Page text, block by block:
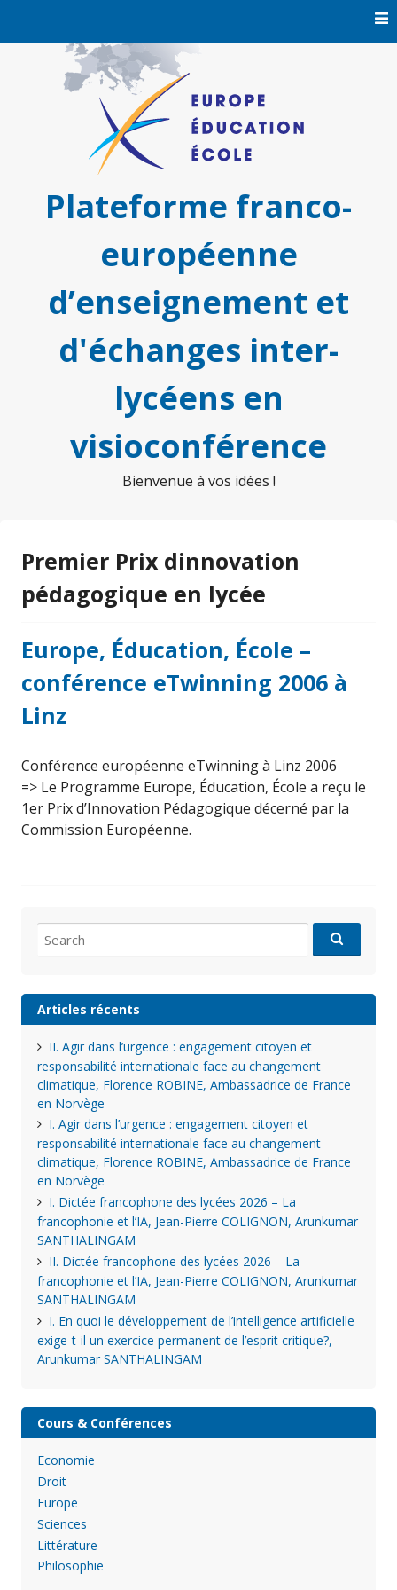
Plateforme franco-
européenne
d’enseignement et
d'échanges inter-
lycéens en
visioconférence
Bienvenue à vos idées !
Premier Prix dinnovation
pédagogique en lycée
Europe, Éducation, École –
conférence eTwinning 2006 à
Linz
Conférence européenne eTwinning à Linz 2006
=> Le Programme Europe, Éducation, École a reçu le
1er Prix d’Innovation Pédagogique décerné par la
Commission Européenne.
for:
Articles récents
II. Agir dans l’urgence : engagement citoyen et
responsabilité internationale face au changement
climatique, Florence ROBINE, Ambassadrice de France
en Norvège
I. Agir dans l’urgence : engagement citoyen et
responsabilité internationale face au changement
climatique, Florence ROBINE, Ambassadrice de France
en Norvège
I. Dictée francophone des lycées 2026 – La
francophonie et l’IA, Jean-Pierre COLIGNON, Arunkumar
SANTHALINGAM
II. Dictée francophone des lycées 2026 – La
francophonie et l’IA, Jean-Pierre COLIGNON, Arunkumar
SANTHALINGAM
I. En quoi le développement de l’intelligence artificielle
exige-t-il un exercice permanent de l’esprit critique?,
Arunkumar SANTHALINGAM
Cours & Conférences
Economie
Droit
Europe
Sciences
Littérature
Philosophie